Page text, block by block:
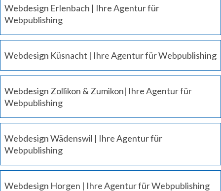
Webdesign Erlenbach | Ihre Agentur für
Webpublishing
Webdesign Küsnacht | Ihre Agentur für Webpublishing
Webdesign Zollikon & Zumikon| Ihre Agentur für
Webpublishing
Webdesign Wädenswil | Ihre Agentur für
Webpublishing
Webdesign Horgen | Ihre Agentur für Webpublishing